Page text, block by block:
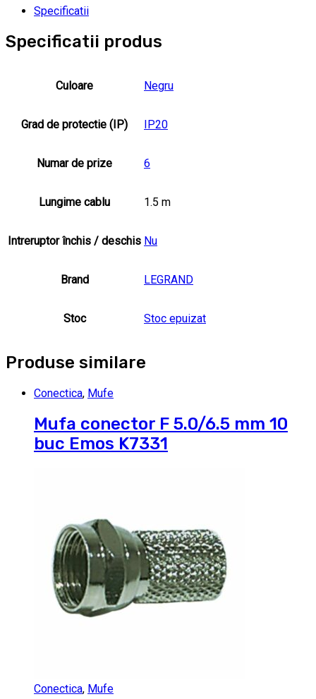
Specificatii
Specificatii produs
Culoare Negru
Grad de protectie (IP) IP20
Numar de prize 6
Lungime cablu 1.5 m
Intreruptor închis / deschis Nu
Brand LEGRAND
Stoc Stoc epuizat
Produse similare
Conectica, Mufe
Mufa conector F 5.0/6.5 mm 10
buc Emos K7331
Conectica, Mufe